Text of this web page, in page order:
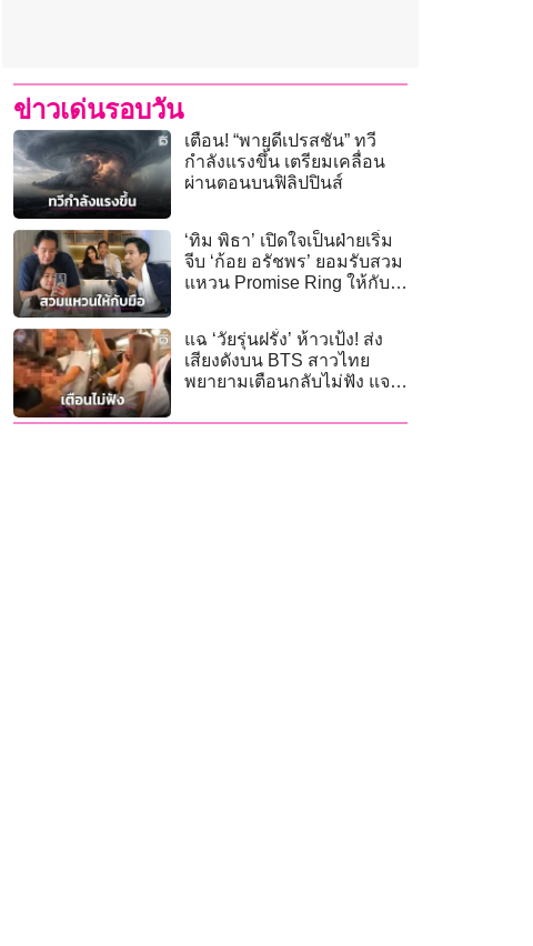
ข่าวเด่นรอบวัน
เตือน! “พายุดีเปรสชัน” ทวี
กำลังแรงขึ้น เตรียมเคลื่อน
ผ่านตอนบนฟิลิปปินส์
‘ทิม พิธา’ เปิดใจเป็นฝ่ายเริ่ม
จีบ ‘ก้อย อรัชพร’ ยอมรับสวม
แหวน Promise Ring ให้กับ
แฉ ‘วัยรุ่นฝรั่ง’ ห้าวเป้ง! ส่ง
เสียงดังบน BTS สาวไทย
พยายามเตือนกลับไม่ฟัง แจก